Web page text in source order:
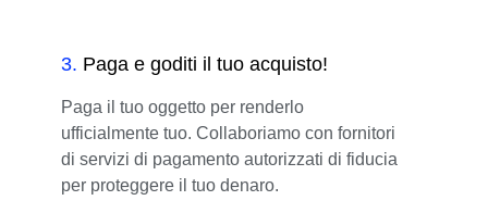
3. Paga e goditi il tuo acquisto!
Paga il tuo oggetto per renderlo
ufficialmente tuo. Collaboriamo con fornitori
di servizi di pagamento autorizzati di fiducia
per proteggere il tuo denaro.